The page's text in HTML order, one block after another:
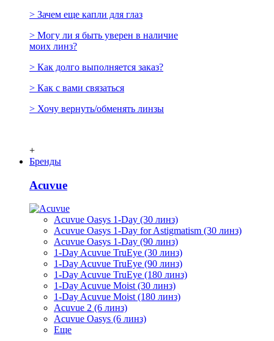
> Зачем еще капли для глаз
> Могу ли я быть уверен в наличие
моих линз?
> Как долго выполняется заказ?
> Как с вами связаться
> Хочу вернуть/обменять линзы
+
Бренды
Acuvue
Acuvue Oasys 1-Day (30 линз)
Acuvue Oasys 1-Day for Astigmatism (30 линз)
Acuvue Oasys 1-Day (90 линз)
1-Day Acuvue TruEye (30 линз)
1-Day Acuvue TruEye (90 линз)
1-Day Acuvue TruEye (180 линз)
1-Day Acuvue Moist (30 линз)
1-Day Acuvue Moist (180 линз)
Acuvue 2 (6 линз)
Acuvue Oasys (6 линз)
Еще